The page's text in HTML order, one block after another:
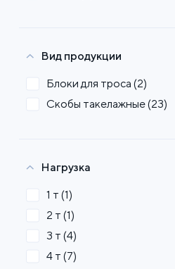
Вид продукции
Блоки для троса (2)
Скобы такелажные(23)
Нагрузка
1 т (1)
2 т (1)
3 т (4)
4 т (7)